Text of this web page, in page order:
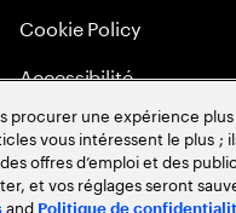
Cookie Policy
Accessibilité
Plan du Site
Méritocratie
procurer une expérience
vous intéressent le plus
offres d’emploi et des
et vos réglages seront
and Politique de